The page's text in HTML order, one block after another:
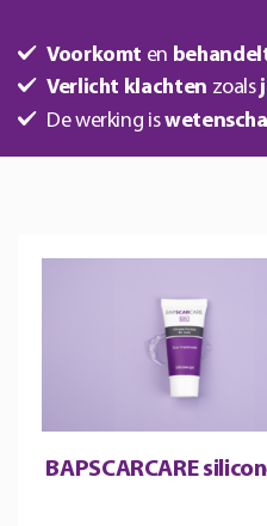
Voorkomt en
Verlicht klachten zoals
De werking is
BAPSCARCARE